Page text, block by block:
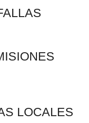
LOCALES